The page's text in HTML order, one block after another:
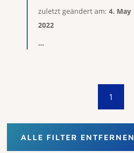
zuletzt geändert am: 4. May
2022
...
1
ALLE FILTER ENTFERNEN